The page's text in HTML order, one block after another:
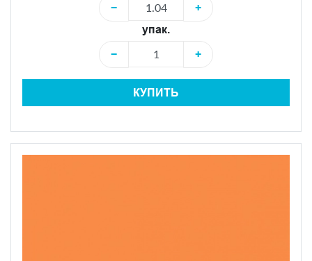
−
+
упак.
−
+
КУПИТЬ